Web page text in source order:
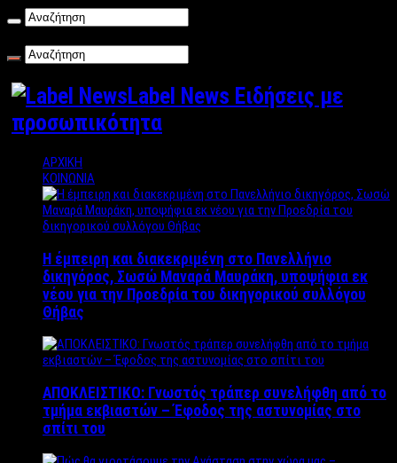
Label News Ειδήσεις με
προσωπικότητα
ΑΡΧΙΚΗ
ΚΟΙΝΩΝΙΑ
Η έμπειρη και διακεκριμένη στο Πανελλήνιο
δικηγόρος, Σωσώ Μαναρά Μαυράκη, υποψήφια εκ
νέου για την Προεδρία του δικηγορικού συλλόγου
Θήβας
ΑΠΟΚΛΕΙΣΤΙΚΟ: Γνωστός τράπερ συνελήφθη από το
τμήμα εκβιαστών – Έφοδος της αστυνομίας στο
σπίτι του